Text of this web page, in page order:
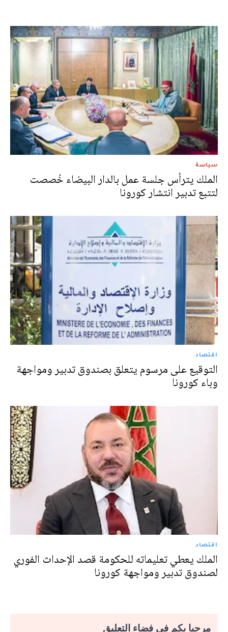
سياسة
الملك يترأس جلسة عمل بالدار البيضاء خُصصت
لتتبع تدبير انتشار كورونا
اقتصاد
التوقيع على مرسوم يتعلق بصندوق تدبير ومواجهة
وباء كورونا
اقتصاد
الملك يعطي تعليماته للحكومة قصد الإحداث الفوري
لصندوق تدبير ومواجهة كورونا
مرحبا بكم في فضاء التعليق